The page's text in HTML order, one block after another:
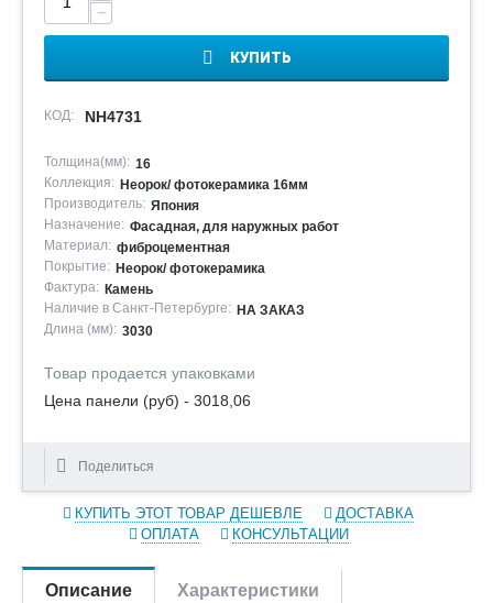
−
КУПИТЬ
КОД: NH4731
Толщина(мм): 16
Коллекция: Неорок/ фотокерамика 16мм
Производитель: Япония
Назначение: Фасадная, для наружных работ
Материал: фиброцементная
Покрытие: Неорок/ фотокерамика
Фактура: Камень
Наличие в Санкт-Петербурге: НА ЗАКАЗ
Длина (мм): 3030
Товар продается упаковками
Цена панели (руб) - 3018,06
Поделиться
КУПИТЬ ЭТОТ ТОВАР ДЕШЕВЛЕ
ДОСТАВКА
ОПЛАТА
КОНСУЛЬТАЦИИ
Описание Характеристики